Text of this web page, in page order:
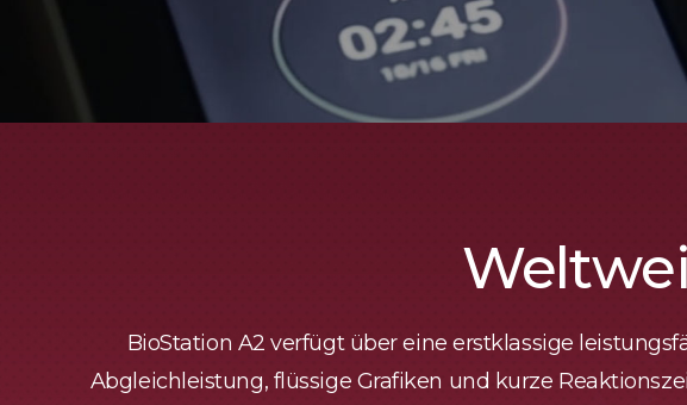
BioStation A2 verfügt über eine erstklassige
Abgleichleistung, flüssige Grafiken und kurze